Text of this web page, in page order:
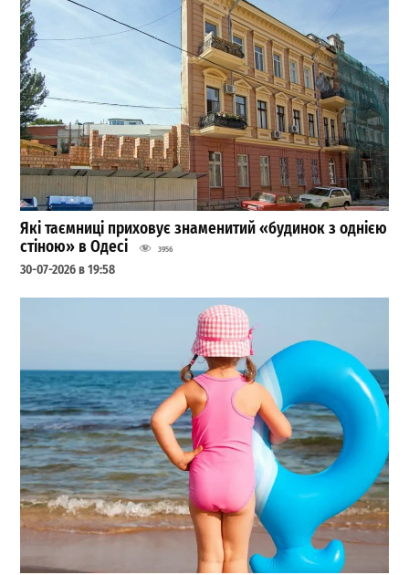
Які таємниці приховує знаменитий «будинок з однією
стіною» в Одесі
3956
30-07-2026 в 19:58